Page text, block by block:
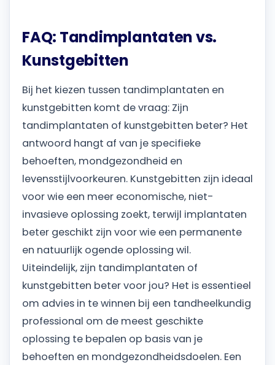
FAQ: Tandimplantaten vs.
Kunstgebitten
Bij het kiezen tussen tandimplantaten en
kunstgebitten komt de vraag: Zijn
tandimplantaten of kunstgebitten beter? Het
antwoord hangt af van je specifieke
behoeften, mondgezondheid en
levensstijlvoorkeuren. Kunstgebitten zijn ideaal
voor wie een meer economische, niet-
invasieve oplossing zoekt, terwijl implantaten
beter geschikt zijn voor wie een permanente
en natuurlijk ogende oplossing wil.
Uiteindelijk, zijn tandimplantaten of
kunstgebitten beter voor jou? Het is essentieel
om advies in te winnen bij een tandheelkundig
professional om de meest geschikte
oplossing te bepalen op basis van je
behoeften en mondgezondheidsdoelen. Een